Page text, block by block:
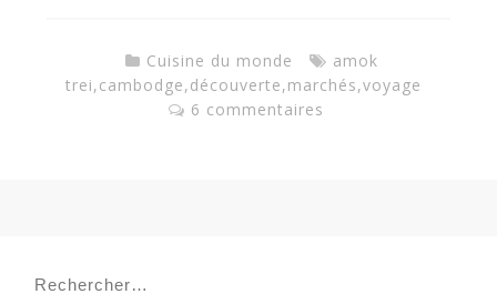
Cuisine du monde
amok
trei,cambodge,découverte,marchés,voyage
6 commentaires
Rechercher :